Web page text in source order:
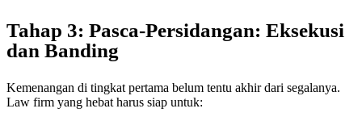
Tahap 3: Pasca-Persidangan: Eksekusi
dan Banding
Kemenangan di tingkat pertama belum tentu akhir dari segalanya.
Law firm yang hebat harus siap untuk: